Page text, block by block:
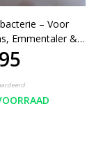
– Voor
Emmentaler &